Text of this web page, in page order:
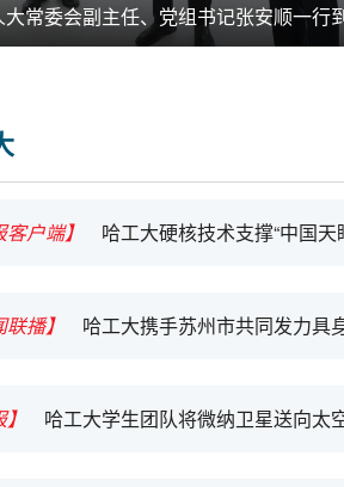
客户端】 哈工大硬核技术支撑“中国
联播】 哈工大携手苏州市共同发力具
哈工大学生团队将微纳卫星送向太